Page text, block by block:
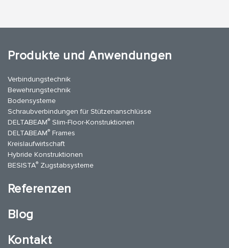
Produkte und Anwendungen
Verbindungstechnik
Bewehrungstechnik
Bodensysteme
Schraubverbindungen für Stützenanschlüsse
DELTABEAM® Slim-Floor-Konstruktionen
DELTABEAM® Frames
Kreislaufwirtschaft
Hybride Konstruktionen
BESISTA® Zugstabsysteme
Referenzen
Blog
Kontakt